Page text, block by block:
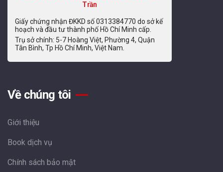
Trần
Giấy chứng nhận ĐKKD số 0313384770 do sở kế
hoạch và đầu tư thành phố Hồ Chí Minh cấp.
Trụ sở chính: 5-7 Hoàng Việt, Phường 4, Quận
Tân Bình, Tp Hồ Chí Minh, Việt Nam.
Về chúng tôi
Giới thiệu
Book dịch vụ
Chính sách bảo mật